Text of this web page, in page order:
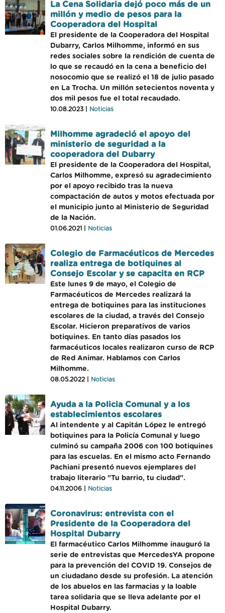
La Cena Solidaria dejó poco más de un
millón y medio de pesos para la
Cooperadora del Hospital
El presidente de la Cooperadora del Hospital
Dubarry, Carlos Milhomme, informó en sus
redes sociales sobre la rendición de cuenta de
lo que se recaudó en la cena a beneficio del
nosocomio que se realizó el 18 de julio pasado
en La Trocha. Un millón setecientos noventa y
dos mil pesos fue el total recaudado.
10.08.2023 | Noticias
Milhomme agradeció el apoyo del
ministerio de seguridad a la
cooperadora del Dubarry
El presidente de la Cooperadora del Hospital,
Carlos Milhomme, expresó su agradecimiento
por el apoyo recibido tras la nueva
compactación de autos y motos efectuada por
el municipio junto al Ministerio de Seguridad
de la Nación.
01.06.2021 | Noticias
Colegio de Farmacéuticos de Mercedes
realiza entrega de botiquines al
Consejo Escolar y se capacita en RCP
Este lunes 9 de mayo, el Colegio de
Farmacéuticos de Mercedes realizará la
entrega de botiquines para las instituciones
escolares de la ciudad, a través del Consejo
Escolar. Hicieron preparativos de varios
botiquines. En tanto días pasados los
farmacéuticos locales realizaron curso de RCP
de Red Animar. Hablamos con Carlos
Milhomme.
08.05.2022 | Noticias
Ayuda a la Policia Comunal y a los
establecimientos escolares
Al intendente y al Capitán López le entregó
botiquines para la Policía Comunal y luego
culminó su campaña 2006 con 100 botiquines
para las escuelas. En el mismo acto Fernando
Pachiani presentó nuevos ejemplares del
trabajo literario "Tu barrio, tu ciudad".
04.11.2006 | Noticias
Coronavirus: entrevista con el
Presidente de la Cooperadora del
Hospital Dubarry
El farmacéutico Carlos Milhomme inauguró la
serie de entrevistas que MercedesYA propone
para la prevención del COVID 19. Consejos de
un ciudadano desde su profesión. La atención
de los abuelos en las farmacias y la loable
tarea solidaria que se lleva adelante por el
Hospital Dubarry.